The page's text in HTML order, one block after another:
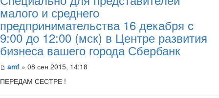
малого и среднего
предпринимательства 16 декабря с
9:00 до 12:00 (мск) в Центре развития
бизнеса вашего города Сбербанк
amf » 08 сен 2015, 14:18
ПЕРЕДАМ СЕСТРЕ !